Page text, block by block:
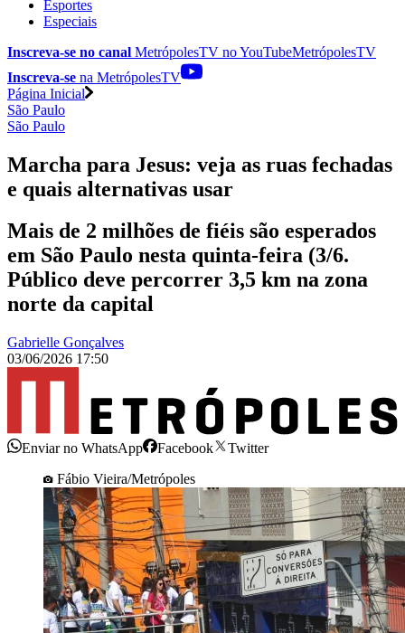
Esportes
Especiais
Inscreva-se no canal MetrópolesTV noYouTubeMetrópolesTV
Inscreva-se na MetrópolesTV
Página Inicial
São Paulo
São Paulo
Marcha para Jesus: veja as ruas fechadas
e quais alternativas usar
Mais de 2 milhões de fiéis são esperados
em São Paulo nesta quinta-feira (3/6.
Público deve percorrer 3,5 km na zona
norte da capital
Gabrielle Gonçalves
03/06/2026 17:50
Enviar no WhatsApp Facebook
Twitter
Fábio Vieira/Metrópoles